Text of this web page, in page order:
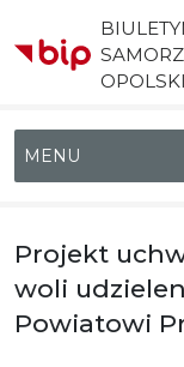
Menu główne
Projekt
woli
Powiatowi